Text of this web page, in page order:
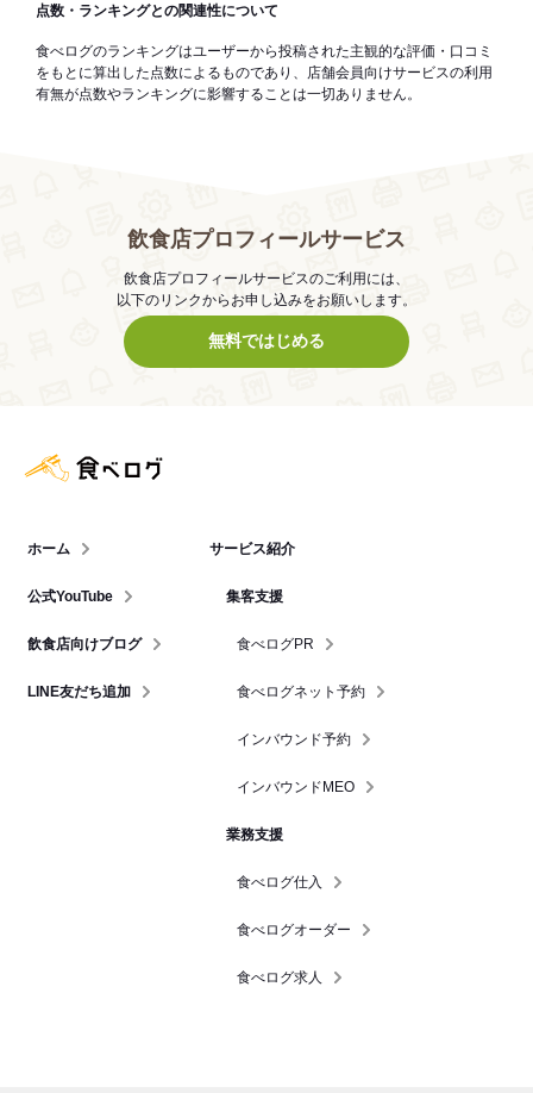
点数・ランキングとの関連性について
食べログのランキングはユーザーから投稿された主観的な評価・口コミ
をもとに算出した点数によるものであり、店舗会員向けサービスの利用
有無が点数やランキングに影響することは一切ありません。
飲食店プロフィールサービス
飲食店プロフィールサービスのご利用には、
以下のリンクからお申し込みをお願いします。
無料ではじめる
ホーム
公式YouTube
飲食店向けブログ
LINE友だち追加
サービス紹介
集客支援
食べログPR
食べログネット予約
インバウンド予約
インバウンドMEO
業務支援
食べログ仕入
食べログオーダー
食べログ求人